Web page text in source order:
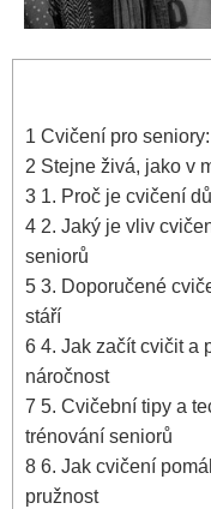
1 Cvičení pro
2 Stejne živá, jako v
3 1. Proč je cvičení
4 2. Jaký je vliv
seniorů
5 3. Doporučené
stáří
6 4. Jak začít cvičit a
náročnost
7 5. Cvičební tipy a
trénování seniorů
8 6. Jak cvičení
pružnost